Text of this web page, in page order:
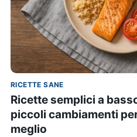
RICETTE SANE
Ricette semplici a
piccoli cambiamenti
meglio